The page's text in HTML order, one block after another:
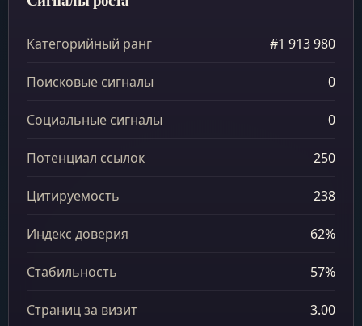
Категорийный ранг #1 913 980
Поисковые сигналы 0
Социальные сигналы 0
Потенциал ссылок 250
Цитируемость 238
Индекс доверия 62%
Стабильность 57%
Страниц за визит 3.00